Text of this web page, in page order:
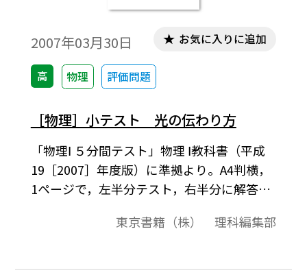
2007年03月30日
高 物理 評価問題
お気に入りに追加
［物理］小テスト 光の伝わり方
「物理Ⅰ ５分間テスト」物理 Ⅰ教科書（平成
19［2007］年度版）に準拠より。A4判横，
1ページで，左半分テスト，右半分に解答の
を，前の時間の復習として利用できます。
東京書籍（株） 理科編集部